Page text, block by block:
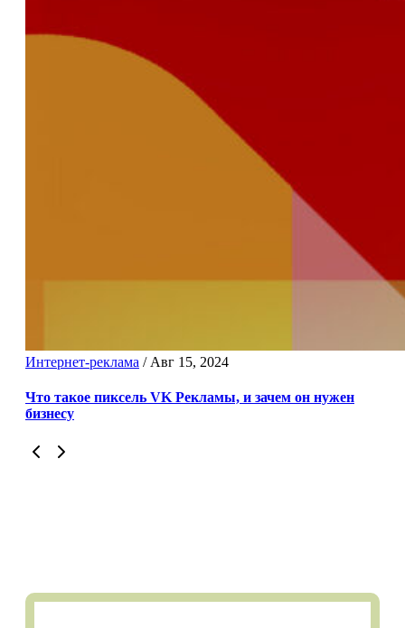
Интернет-реклама / Авг 15, 2024
Что такое пиксель VK Рекламы, и зачем он нужен
бизнесу